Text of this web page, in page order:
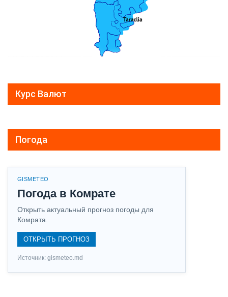
Курс Валют
Погода
GISMETEO
Погода в Комрате
Открыть актуальный прогноз погоды для
Комрата.
ОТКРЫТЬ ПРОГНОЗ
Источник: gismeteo.md